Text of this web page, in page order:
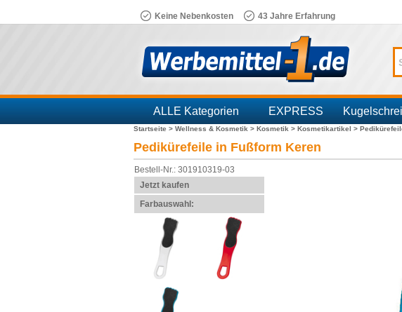
Keine Nebenkosten 43 Jahre Erfahrung
ALLE Kategorien EXPRESS
Branchen
Startseite > Wellness & Kosmetik > Kosmetik > Kosmetikartikel >
Pedikürefeile in Fußform Keren
Bestell-Nr.: 301910319-03
Jetzt kaufen
Farbauswahl: